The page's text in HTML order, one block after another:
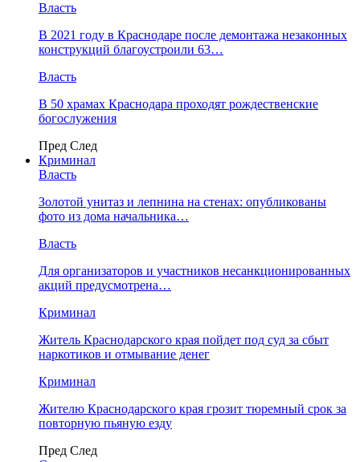
Власть
В 2021 году в Краснодаре после демонтажа незаконных
конструкций благоустроили 63…
Власть
В 50 храмах Краснодара проходят рождественские
богослужения
Пред След
Криминал
Власть
​Золотой унитаз и лепнина на стенах: опубликованы
фото из дома начальника…
Власть
Для организаторов и участников несанкционированных
акций предусмотрена…
Криминал
Житель Краснодарского края пойдет под суд за сбыт
наркотиков и отмывание денег
Криминал
Жителю Краснодарского края грозит тюремный срок за
повторную пьяную езду
Пред След